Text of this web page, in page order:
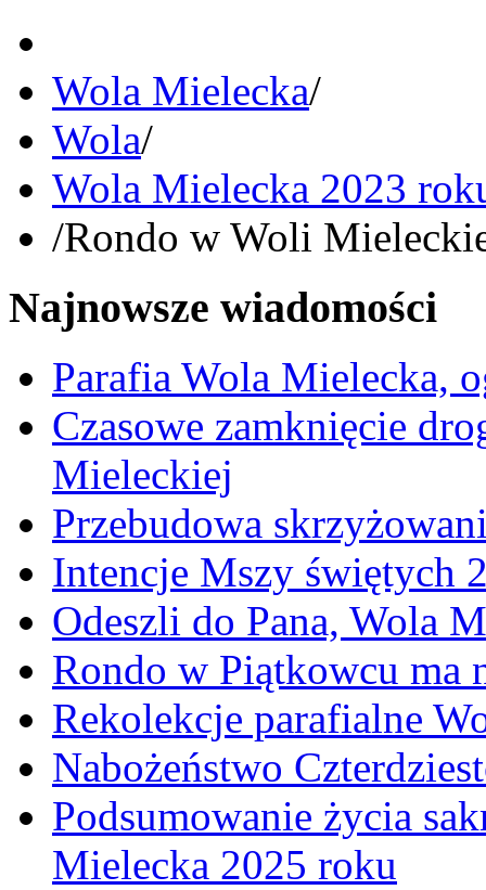
Wola Mielecka/
Wola/
Wola Mielecka 2023
/Rondo w Woli
Najnowsze wiadomości
Parafia Wola Mielecka,
Czasowe zamknięcie
Mieleckiej
Przebudowa
Intencje Mszy świętych
Odeszli do Pana, Wola
Rondo w Piątkowcu ma
Rekolekcje parafialne
Nabożeństwo
Podsumowanie życia
Mielecka 2025 roku